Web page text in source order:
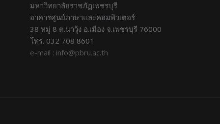
มหาวิทยาลัยราชภัฏเพชรบุรี
อาคารศูนย์ภาษาและคอมพิวเตอร์
38 หมู่ 8 ต.นาวุ้ง อ.เมือง จ.เพชรบุรี 76000
โทร. 032 708 8601
e-mail : info@pbru.ac.th